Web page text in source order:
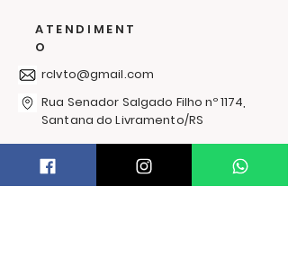
ATENDIMENT
O
rclvto@gmail.com
Rua Senador Salgado Filho nº 1174,
Santana do Livramento/RS
PRECISA DE AJUDA?